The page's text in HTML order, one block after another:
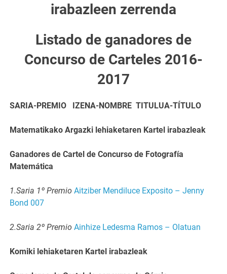
irabazleen zerrenda
Listado de ganadores de
Concurso de Carteles 2016-
2017
SARIA-PREMIO IZENA-NOMBRE TITULUA-TÍTULO
Matematikako Argazki lehiaketaren Kartel irabazleak
Ganadores de Cartel de Concurso de Fotografía
Matemática
1.Saria 1º Premio Aitziber Mendiluce Exposito – Jenny
Bond 007
2.Saria 2º Premio Ainhize Ledesma Ramos – Olatuan
Komiki lehiaketaren Kartel irabazleak